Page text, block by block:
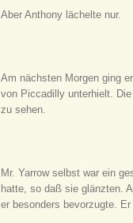
Aber Anthony lächelte nur.
Am nächsten Morgen ging
von Piccadilly unterhielt.
zu sehen.
Mr. Yarrow selbst war ein
hatte, so daß sie glänzten.
er besonders bevorzugte.